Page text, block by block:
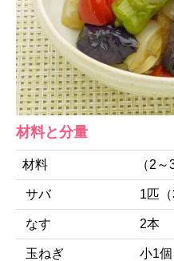
材料と分量
材料 （2～
サバ 1匹
なす 2本
玉ねぎ 小1個